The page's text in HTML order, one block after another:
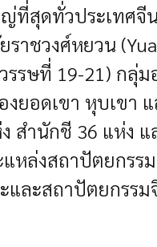
ญ่ที่สุดทั่วประเทศจีน
ชวงศ์หยวน
รษที่ 19-21) กลุ่
อดเขา หุบเขา
สำนักชี 36 แห่ง
ล่งสถาปัตยกรรม
ะสถาปัตยกรรม